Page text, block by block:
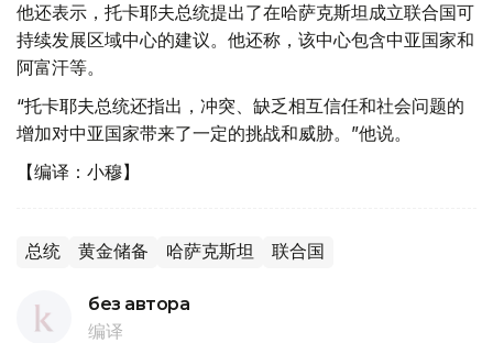
他还表示，托卡耶夫总统提出了在哈萨克斯坦成立联合国可
持续发展区域中心的建议。他还称，该中心包含中亚国家和
阿富汗等。
“托卡耶夫总统还指出，冲突、缺乏相互信任和社会问题的
增加对中亚国家带来了一定的挑战和威胁。”他说。
【编译：小穆】
总统 黄金储备 哈萨克斯坦 联合国
без автора
编译